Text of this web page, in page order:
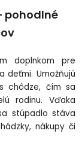
pohodlné
doplnkom pre
deťmi. Umožňujú
chôdze, čím sa
ú rodinu. Vďaka
stúpadlo stáva
nákupy či